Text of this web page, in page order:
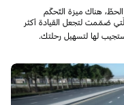
هناك ميزة التّحكّم
صُمّمت لتجعل القيادة أكثر
لها لتسهيل رحلتك.